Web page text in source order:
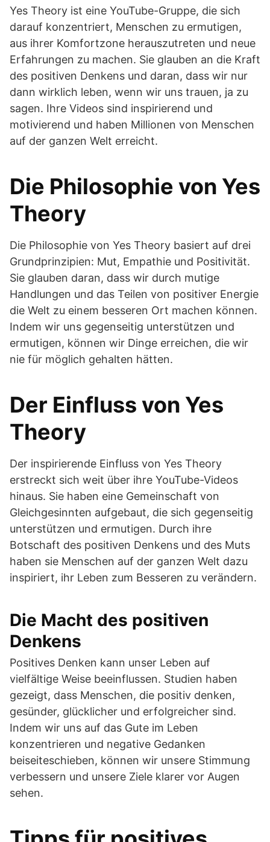
Yes Theory ist eine YouTube-Gruppe, die sich
darauf konzentriert, Menschen zu ermutigen,
aus ihrer Komfortzone herauszutreten und neue
Erfahrungen zu machen. Sie glauben an die Kraft
des positiven Denkens und daran, dass wir nur
dann wirklich leben, wenn wir uns trauen, ja zu
sagen. Ihre Videos sind inspirierend und
motivierend und haben Millionen von Menschen
auf der ganzen Welt erreicht.
Die Philosophie von Yes
Theory
Die Philosophie von Yes Theory basiert auf drei
Grundprinzipien: Mut, Empathie und Positivität.
Sie glauben daran, dass wir durch mutige
Handlungen und das Teilen von positiver Energie
die Welt zu einem besseren Ort machen können.
Indem wir uns gegenseitig unterstützen und
ermutigen, können wir Dinge erreichen, die wir
nie für möglich gehalten hätten.
Der Einfluss von Yes
Theory
Der inspirierende Einfluss von Yes Theory
erstreckt sich weit über ihre YouTube-Videos
hinaus. Sie haben eine Gemeinschaft von
Gleichgesinnten aufgebaut, die sich gegenseitig
unterstützen und ermutigen. Durch ihre
Botschaft des positiven Denkens und des Muts
haben sie Menschen auf der ganzen Welt dazu
inspiriert, ihr Leben zum Besseren zu verändern.
Die Macht des positiven
Denkens
Positives Denken kann unser Leben auf
vielfältige Weise beeinflussen. Studien haben
gezeigt, dass Menschen, die positiv denken,
gesünder, glücklicher und erfolgreicher sind.
Indem wir uns auf das Gute im Leben
konzentrieren und negative Gedanken
beiseiteschieben, können wir unsere Stimmung
verbessern und unsere Ziele klarer vor Augen
sehen.